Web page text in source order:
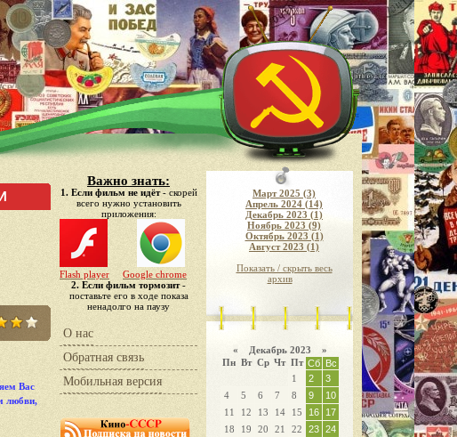
Вас
любви,
Важно знать:
1. Если фильм не идёт- скорей
всего нужно установить
приложения:
Flash player
Google chrome
2. Если фильм тормозит-
поставьте его в ходе показа
ненадолго на паузу
О нас
Обратная связь
Мобильная версия
Март 2025 (3)
Апрель 2024 (14)
Декабрь 2023 (1)
Ноябрь 2023 (9)
Октябрь 2023 (1)
Август 2023 (1)
Показать / скрыть весь
архив
« Декабрь 2023 »
Пн Вт Ср Чт Пт Сб Вс
1
2
3
4
5 6 7 8 9
10
11
12 13 14 15 16
17
18
19 20 21 22 23 24